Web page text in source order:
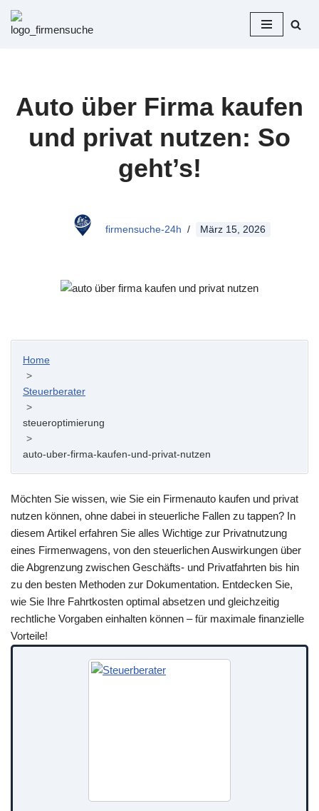
Zum
Auto über Firma kaufen
und privat nutzen: So
geht’s!
firmensuche-24h März 15, 2026
Home
>
Steuerberater
>
steueroptimierung
>
auto-uber-firma-kaufen-und-privat-nutzen
Möchten Sie wissen, wie Sie ein Firmenauto kaufen und privat
nutzen können, ohne dabei in steuerliche Fallen zu tappen? In
diesem Artikel erfahren Sie alles Wichtige zur Privatnutzung
eines Firmenwagens, von den steuerlichen Auswirkungen über
die Abgrenzung zwischen Geschäfts- und Privatfahrten bis hin
zu den besten Methoden zur Dokumentation. Entdecken Sie,
wie Sie Ihre Fahrtkosten optimal absetzen und gleichzeitig
rechtliche Vorgaben einhalten können – für maximale finanzielle
Vorteile!